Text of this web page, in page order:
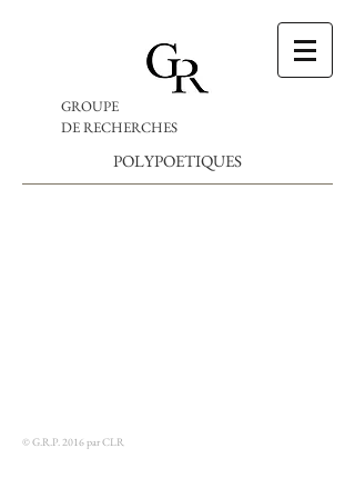
GROUPE
DE RECHERCHES
POLYPOETIQUES
© G.R.P. 2016 par CLR